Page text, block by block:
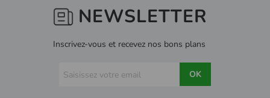
NEWSLETTER
Inscrivez-vous et recevez nos bons plans
OK